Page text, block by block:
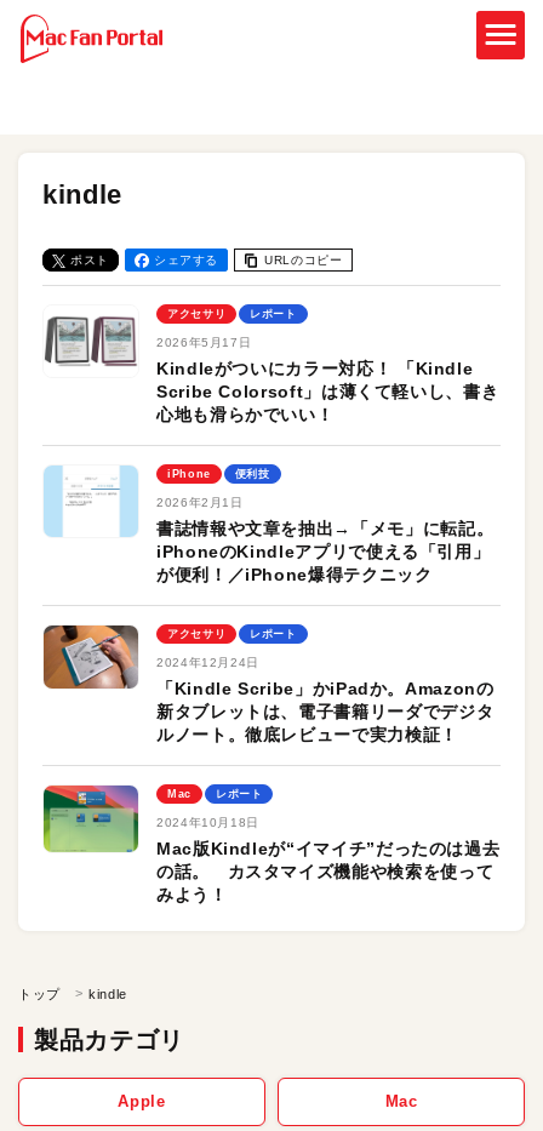
kindle
ポスト シェアする URLのコピー
アクセサリ レポート
2026年5月17日
Kindleがついにカラー対応！ 「Kindle
Scribe Colorsoft」は薄くて軽いし、書き
心地も滑らかでいい！
iPhone 便利技
2026年2月1日
書誌情報や文章を抽出→「メモ」に転記。
iPhoneのKindleアプリで使える「引用」
が便利！／iPhone爆得テクニック
アクセサリ レポート
2024年12月24日
「Kindle Scribe」かiPadか。Amazonの
新タブレットは、電子書籍リーダでデジタ
ルノート。徹底レビューで実力検証！
Mac レポート
2024年10月18日
Mac版Kindleが“イマイチ”だったのは過去
の話。 カスタマイズ機能や検索を使って
みよう！
トップ kindle
製品カテゴリ
Apple Mac